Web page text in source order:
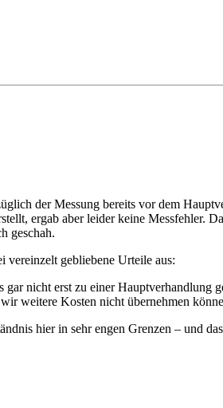
der Messung bereits vor dem
ergab aber leider keine Messfehler.
geschah.
gebliebene Urteile aus:
nicht erst zu einer Hauptverhandlung
weitere Kosten nicht übernehmen
hier in sehr engen Grenzen – und